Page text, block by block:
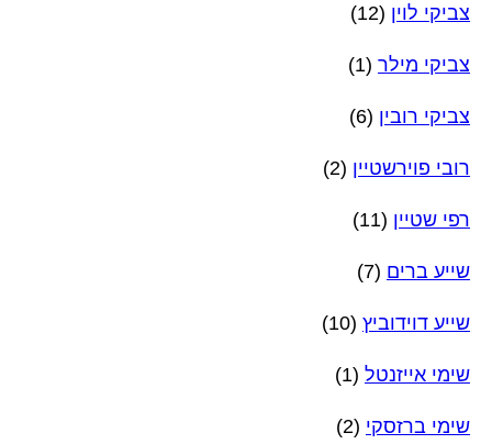
צביקי לוין (12)
צביקי מילר (1)
צביקי רובין (6)
רובי פוירשטיין (2)
רפי שטיין (11)
שייע ברים (7)
שייע דוידוביץ (10)
שימי אייזנטל (1)
שימי ברזסקי (2)